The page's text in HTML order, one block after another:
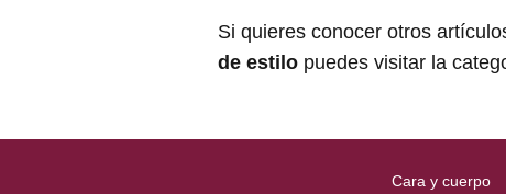
Si quieres conocer otros
de estilo puedes visitar la
Cara y cuerpo